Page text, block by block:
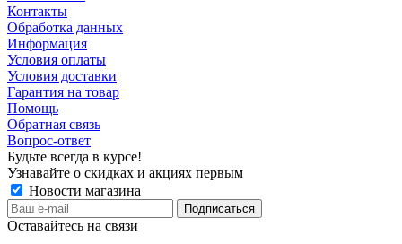
Контакты
Обработка данных
Информация
Условия оплаты
Условия доставки
Гарантия на товар
Помощь
Обратная связь
Вопрос-ответ
Будьте всегда в курсе!
Узнавайте о скидках и акциях первым
Новости магазина
Оставайтесь на связи